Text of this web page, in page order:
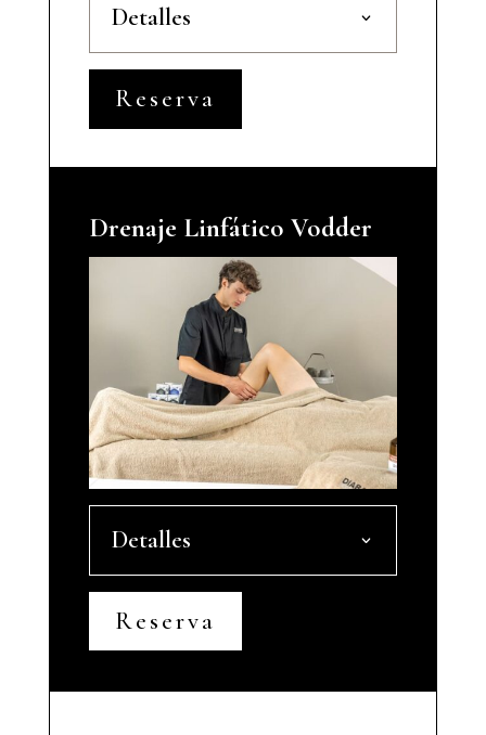
Detalles
Reserva
Drenaje Linfático Vodder
Detalles
Reserva